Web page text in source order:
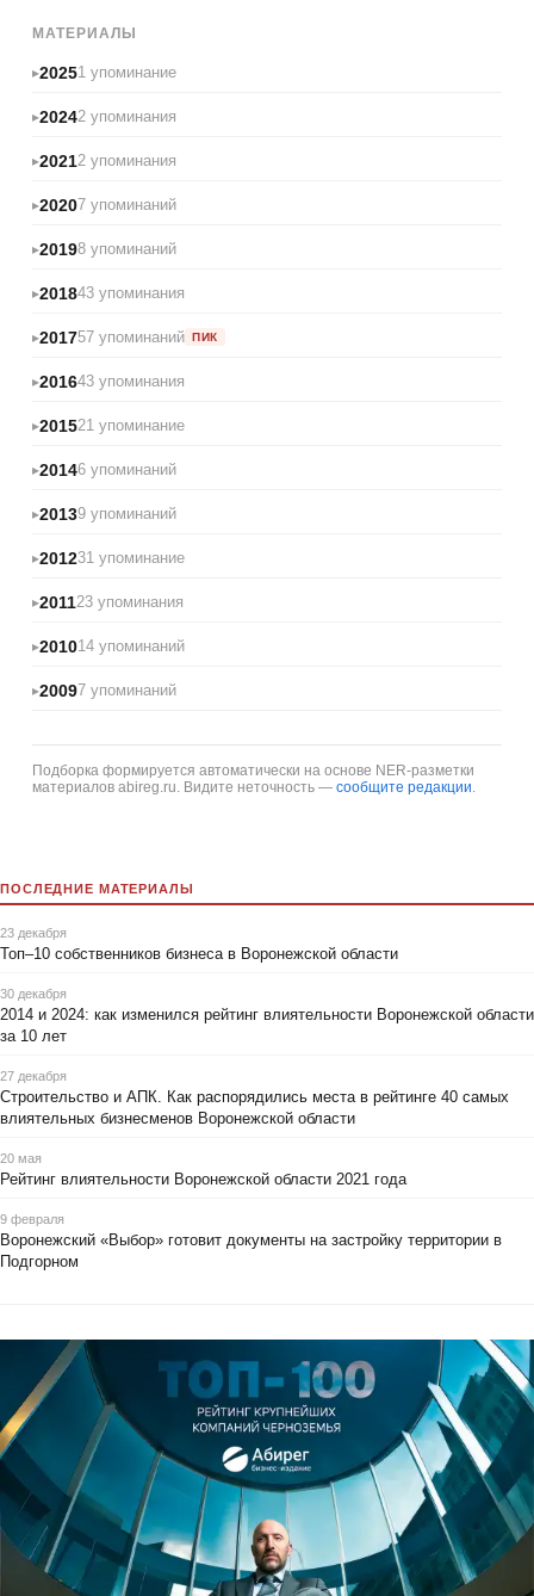
МАТЕРИАЛЫ
20251 упоминание
20242 упоминания
20212 упоминания
20207 упоминаний
20198 упоминаний
201843 упоминания
201757 упоминаний ПИК
201643 упоминания
201521 упоминание
20146 упоминаний
20139 упоминаний
201231 упоминание
201123 упоминания
201014 упоминаний
20097 упоминаний
Подборка формируется автоматически на основе NER-разметки
материалов abireg.ru. Видите неточность — сообщите редакции
ПОСЛЕДНИЕ МАТЕРИАЛЫ
23 декабря
Топ–10 собственников бизнеса в Воронежской области
30 декабря
2014 и 2024: как изменился рейтинг влиятельности Воронежской области
за 10 лет
27 декабря
Строительство и АПК. Как распорядились места в рейтинге 40 самых
влиятельных бизнесменов Воронежской области
20 мая
Рейтинг влиятельности Воронежской области 2021 года
9 февраля
Воронежский «Выбор» готовит документы на застройку территории в
Подгорном